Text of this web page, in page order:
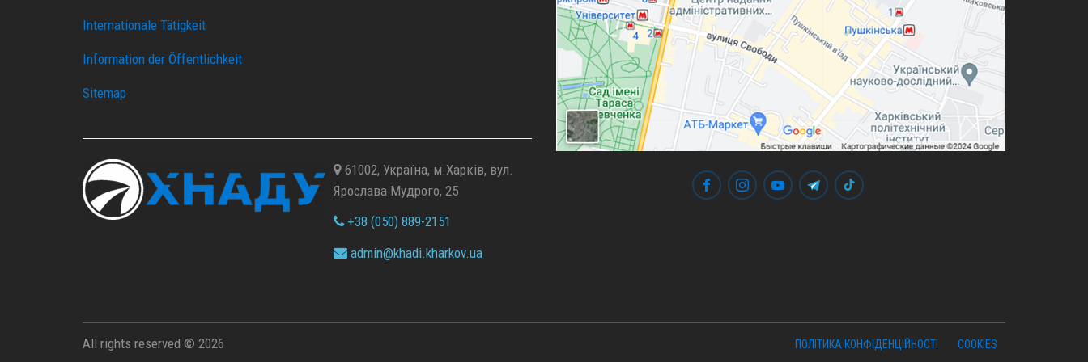
Internationale Tätigkeit
Information der Öffentlichkeit
Sitemap
61002, Україна, м.Харків, вул.
Ярослава Мудрого, 25
+38 (050) 889-2151
admin@khadi.kharkov.ua
All rights reserved © 2026 ПОЛІТИКА КОНФІДЕНЦІЙНОСТІ COOKIES